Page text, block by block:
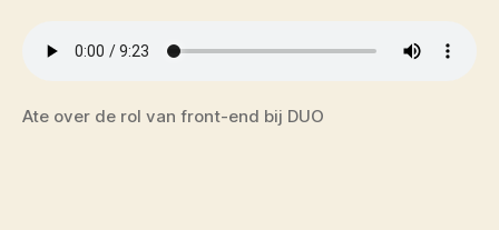
Ate over de rol van front-end bij DUO